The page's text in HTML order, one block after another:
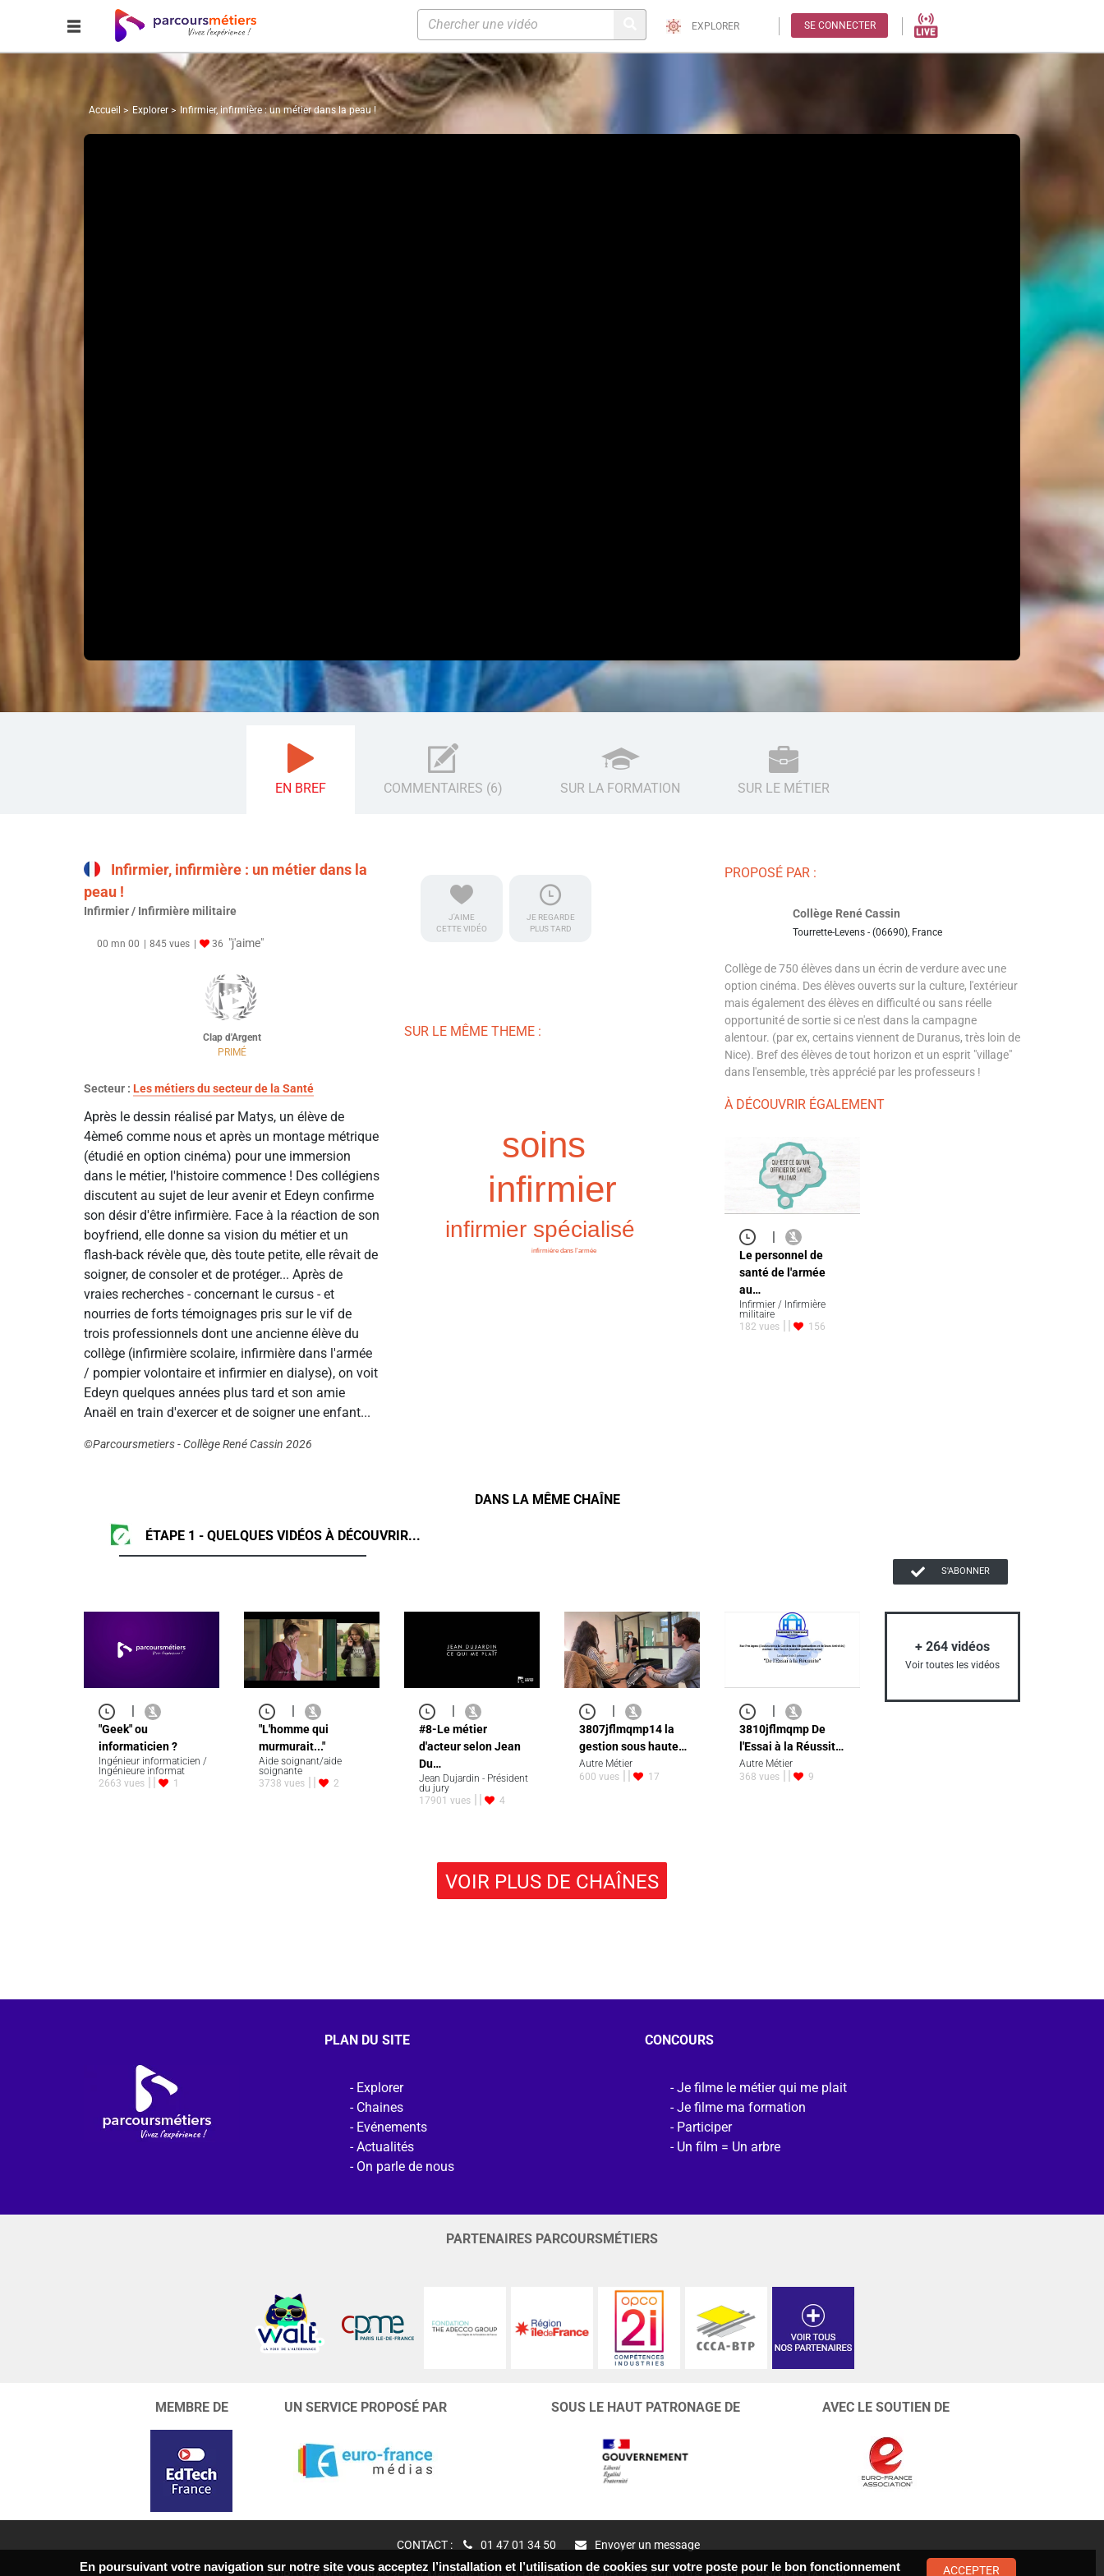
EXPLORER SE CONNECTER
Accueil Explorer Infirmier, infirmière : un métier dans la peau !
EN BREF COMMENTAIRES (6) SUR LA FORMATION SUR LE MÉTIER
Infirmier, infirmière : un métier dans la
peau !
Infirmier / Infirmière militaire
00 mn 00 845 vues 36 "j'aime"
Clap d'Argent
PRIMÉ
Secteur : Les métiers du secteur de la Santé
Après le dessin réalisé par Matys, un élève de
4ème6 comme nous et après un montage métrique
(étudié en option cinéma) pour une immersion
dans le métier, l'histoire commence ! Des collégiens
discutent au sujet de leur avenir et Edeyn confirme
son désir d'être infirmière. Face à la réaction de son
boyfriend, elle donne sa vision du métier et un
flash-back révèle que, dès toute petite, elle rêvait de
soigner, de consoler et de protéger... Après de
vraies recherches - concernant le cursus - et
nourries de forts témoignages pris sur le vif de
trois professionnels dont une ancienne élève du
collège (infirmière scolaire, infirmière dans l'armée
/ pompier volontaire et infirmier en dialyse), on voit
Edeyn quelques années plus tard et son amie
Anaël en train d'exercer et de soigner une enfant...
©Parcoursmetiers - Collège René Cassin 2026
J'AIME
CETTE VIDÉO
JE REGARDE
PLUS TARD
SUR LE MÊME THEME :
infirmier
soins
infirmier spécialisé
infirmière dans l'armée
PROPOSÉ PAR :
Collège René Cassin
Tourrette-Levens - (06690), France
Collège de 750 élèves dans un écrin de verdure avec une
option cinéma. Des élèves ouverts sur la culture, l'extérieur
mais également des élèves en difficulté ou sans réelle
opportunité de sortie si ce n'est dans la campagne
alentour. (par ex, certains viennent de Duranus, très loin de
Nice). Bref des élèves de tout horizon et un esprit "village"
dans l'ensemble, très apprécié par les professeurs !
À DÉCOUVRIR ÉGALEMENT
|
Le personnel de
santé de l'armée
au…
Infirmier / Infirmière
militaire
182 vues
156
DANS LA MÊME CHAÎNE
ÉTAPE 1 - QUELQUES VIDÉOS À DÉCOUVRIR...
S'ABONNER
|
"Geek" ou
informaticien ?
Ingénieur informaticien /
Ingénieure informat
2663 vues
1
"L'homme qui
murmurait..."
Aide soignant/aide
soignante
3738 vues
2
#8-Le métier
d'acteur selon Jean
Du…
Jean Dujardin - Président
du jury
17901 vues
4
3807jflmqmp14 la
gestion sous haute…
Autre Métier
600 vues
17
3810jflmqmp De
l'Essai à la Réussit…
Autre Métier
368 vues
9
+ 264 vidéos
Voir toutes les vidéos
VOIR PLUS DE CHAÎNES
PLAN DU SITE
Explorer
Chaines
Evénements
Actualités
On parle de nous
CONCOURS
Je filme le métier qui me plait
Je filme ma formation
Participer
Un film = Un arbre
PARTENAIRES PARCOURSMÉTIERS
MEMBRE DE UN SERVICE PROPOSÉ PAR SOUS LE HAUT PATRONAGE DE AVEC LE SOUTIEN DE
CONTACT : 01 47 01 34 50 Envoyer un message
En poursuivant votre navigation sur notre site vous acceptez l’installation et l’utilisation de cookies sur votre poste pour le bon fonctionnement ACCEPTER